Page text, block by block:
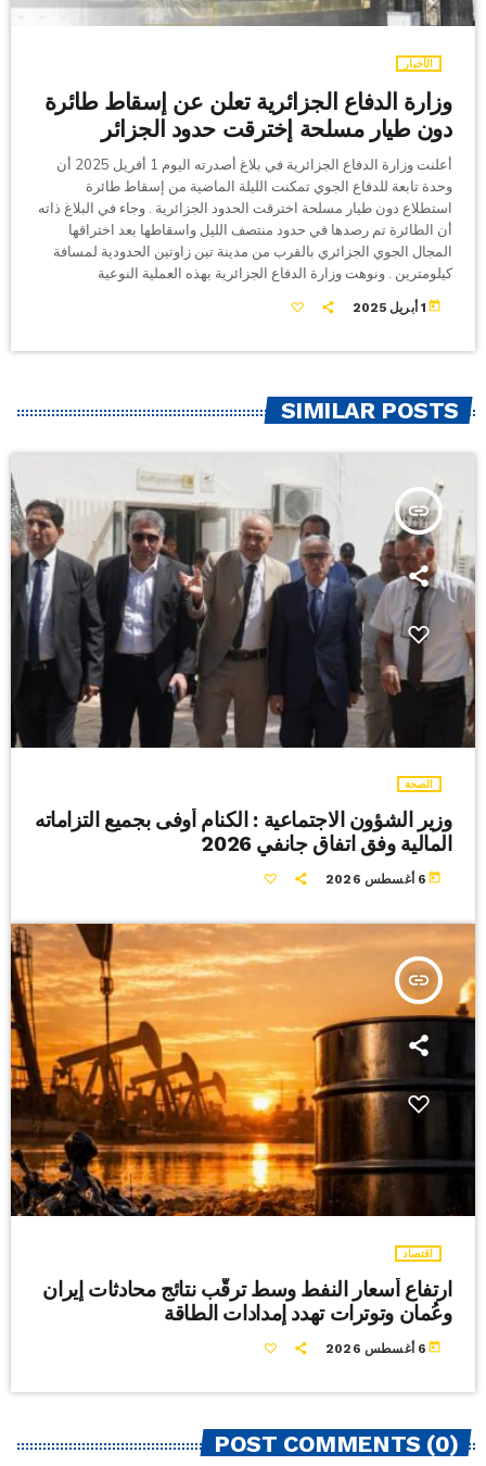
الأخبار
وزارة الدفاع الجزائرية تعلن عن إسقاط طائرة
دون طيار مسلحة إخترقت حدود الجزائر
أعلنت وزارة الدفاع الجزائرية في بلاغ أصدرته اليوم 1 أفريل 2025 أن
وحدة تابعة للدفاع الجوي تمكنت الليلة الماضية من إسقاط طائرة
استطلاع دون طيار مسلحة اخترقت الحدود الجزائرية . وجاء في البلاغ ذاته
أن الطائرة تم رصدها في حدود منتصف الليل واسقاطها بعد اختراقها
المجال الجوي الجزائري بالقرب من مدينة تين زاوتين الحدودية لمسافة
كيلومترين . ونوهت وزارة الدفاع الجزائرية بهذه العملية النوعية
today 1 أبريل 2025
SIMILAR POSTS
insert_link
الصحة
وزير الشؤون الاجتماعية : الكنام أوفى بجميع التزاماته
المالية وفق اتفاق جانفي 2026
today 6 أغسطس 2026
insert_link
اقتصاد
ارتفاع أسعار النفط وسط ترقّب نتائج محادثات إيران
وعُمان وتوترات تهدد إمدادات الطاقة
today 6 أغسطس 2026
POST COMMENTS (0)